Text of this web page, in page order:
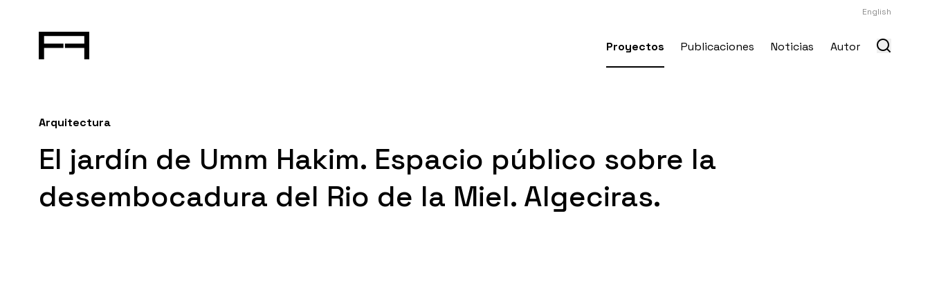
English
Proyectos Publicaciones Noticias Autor
Arquitectura
El jardín de Umm Hakim. Espacio público sobre la
desembocadura del Rio de la Miel. Algeciras.